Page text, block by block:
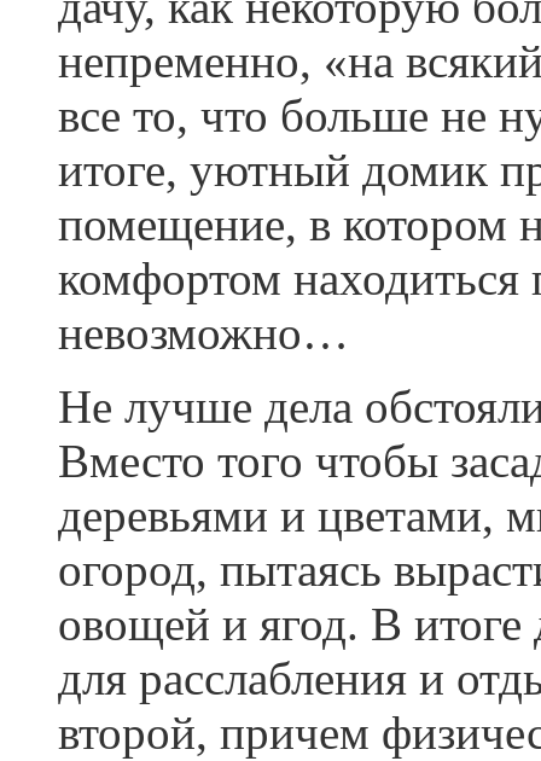
непременно, «на
все то, что больше не
итоге, уютный домик
помещение, в котором
комфортом находиться
невозможно…
Не лучше дела
Вместо того чтобы
деревьями и цветами,
огород, пытаясь
овощей и ягод. В итоге
для расслабления и
второй, причем